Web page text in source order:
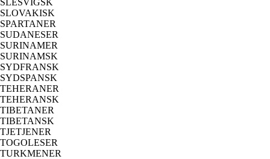
SLOVAKISK
SPARTANER
SUDANESER
SURINAMER
SURINAMSK
SYDFRANSK
SYDSPANSK
TEHERANER
TEHERANSK
TIBETANER
TIBETANSK
TJETJENER
TOGOLESER
TURKMENER